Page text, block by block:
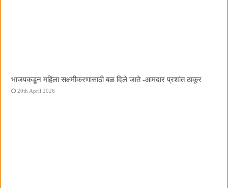
भाजपकडून महिला सक्षमीकरणासाठी बळ दिले जाते -आमदार प्रशांत ठाकूर
20th April 2026